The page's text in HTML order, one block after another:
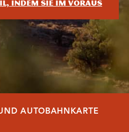
indem Sie im Voraus
AUTOBAHNKARTE